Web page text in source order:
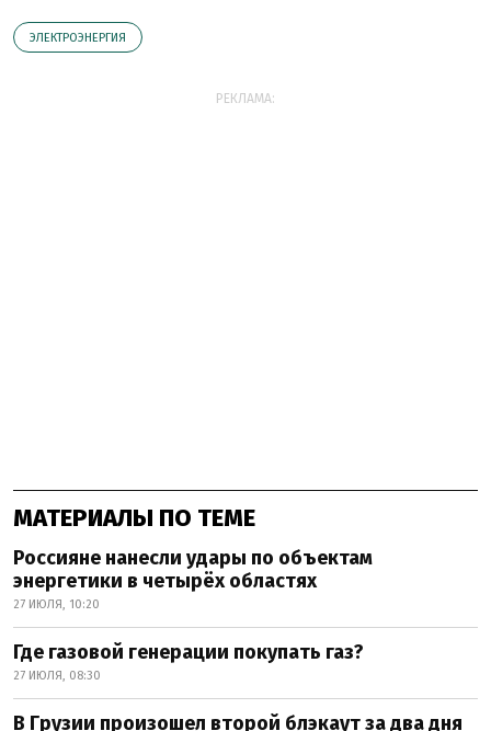
ЭЛЕКТРОЭНЕРГИЯ
РЕКЛАМА:
МАТЕРИАЛЫ ПО ТЕМЕ
Россияне нанесли удары по объектам
энергетики в четырёх областях
27 ИЮЛЯ, 10:20
Где газовой генерации покупать газ?
27 ИЮЛЯ, 08:30
В Грузии произошел второй блэкаут за два дня